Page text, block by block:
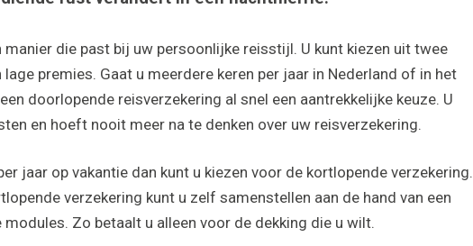
manier die past bij uw persoonlijke reisstijl. U kunt kiezen uit twee
premies. Gaat u meerdere keren per jaar in Nederland of in het
doorlopende reisverzekering al snel een aantrekkelijke keuze. U
en hoeft nooit meer na te denken over uw reisverzekering.
jaar op vakantie dan kunt u kiezen voor de kortlopende verzekering.
verzekering kunt u zelf samenstellen aan de hand van een
Zo betaalt u alleen voor de dekking die u wilt.